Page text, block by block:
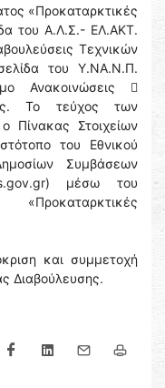
«Προκαταρκτικές
του Α.Λ.Σ.- ΕΛ.ΑΚΤ.
Τεχνικών
του Y.NA.N.Π.
Ανακοινώσεις 
Το τεύχος των
Πίνακας Στοιχείων
του Εθνικού
Συμβάσεων
μέσω του
και συμμετοχή
Διαβούλευσης.